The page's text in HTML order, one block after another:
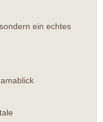
ein echtes